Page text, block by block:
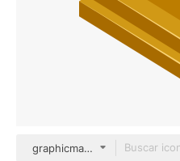
graphicmall Others